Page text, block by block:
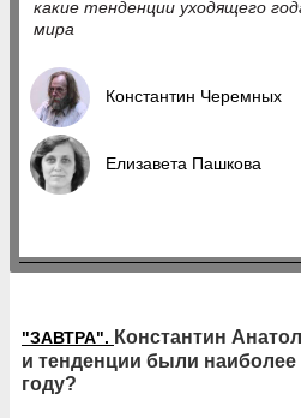
какие тенденции уходящего
мира
Константин Черемных
Елизавета Пашкова
"ЗАВТРА". Константин
и тенденции были
году?